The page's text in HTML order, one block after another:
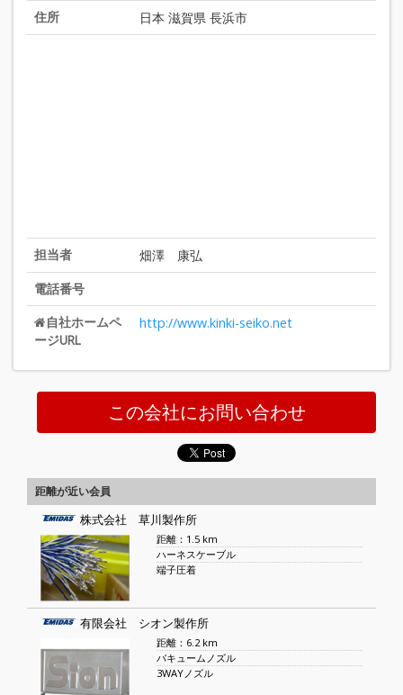
住所
日本 滋賀県 長浜市
担当者
畑澤 康弘
電話番号
自社ホームペ
ージURL
http://www.kinki-seiko.net
この会社にお問い合わせ
距離が近い会員
株式会社 草川製作所
距離：1.5 km
ハーネスケーブル
端子圧着
有限会社 シオン製作所
距離：6.2 km
バキュームノズル
3WAYノズル